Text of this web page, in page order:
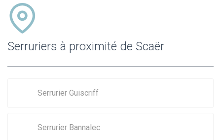
Serruriers à proximité de Scaër
Serrurier Guiscriff
Serrurier Bannalec